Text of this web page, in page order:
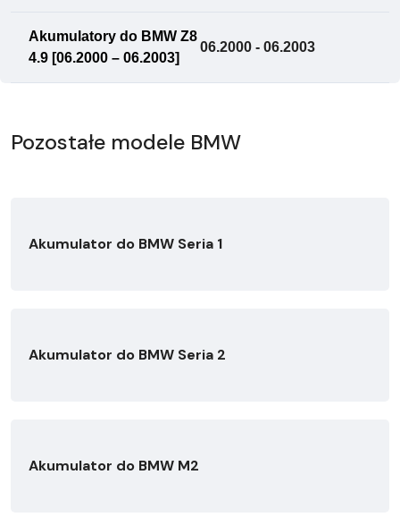
Akumulatory do BMW Z8
4.9 [06.2000 – 06.2003]
06.2000 - 06.2003
Pozostałe modele BMW
Akumulator do BMW Seria 1
Akumulator do BMW Seria 2
Akumulator do BMW M2